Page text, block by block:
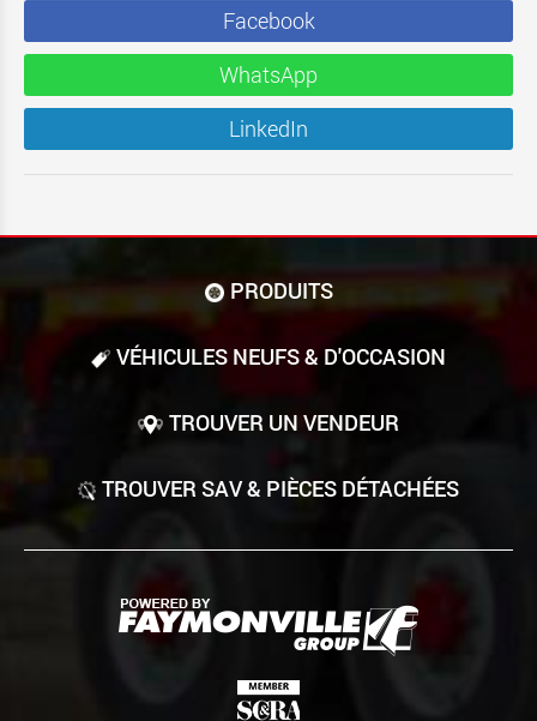
Facebook
WhatsApp
LinkedIn
PRODUITS
VÉHICULES NEUFS & D'OCCASION
TROUVER UN VENDEUR
TROUVER SAV & PIÈCES DÉTACHÉES